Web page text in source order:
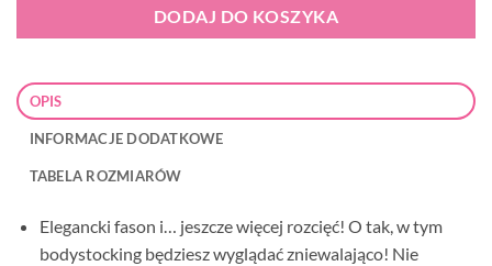
DODAJ DO KOSZYKA
OPIS
INFORMACJE DODATKOWE
TABELA ROZMIARÓW
Elegancki fason i… jeszcze więcej rozcięć! O tak, w tym
bodystocking będziesz wyglądać zniewalająco! Nie